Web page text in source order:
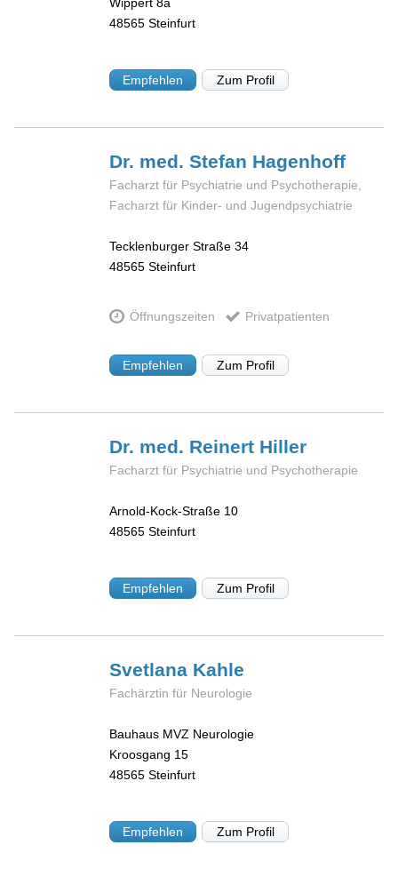
48565 Steinfurt
Empfehlen Zum Profil
Dr. med. Stefan Hagenhoff
Facharzt für Psychiatrie und Psychotherapie,
Facharzt für Kinder- und Jugendpsychiatrie
Tecklenburger Straße 34
48565 Steinfurt
Öffnungszeiten Privatpatienten
Empfehlen Zum Profil
Dr. med. Reinert Hiller
Facharzt für Psychiatrie und Psychotherapie
Arnold-Kock-Straße 10
48565 Steinfurt
Empfehlen Zum Profil
Svetlana Kahle
Fachärztin für Neurologie
Bauhaus MVZ Neurologie
Kroosgang 15
48565 Steinfurt
Empfehlen Zum Profil